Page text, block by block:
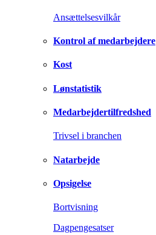
Ansættelsesvilkår
Kontrol af medarbejdere
Kost
Lønstatistik
Medarbejdertilfredshed
Trivsel i branchen
Natarbejde
Opsigelse
Bortvisning
Dagpengesatser